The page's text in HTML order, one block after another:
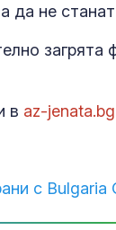
да не
загрята
в az-jenata.bg
с Bulgaria